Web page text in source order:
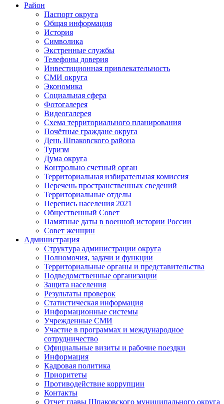
Район
Паспорт округа
Общая информация
История
Символика
Экстренные службы
Телефоны доверия
Инвестиционная привлекательность
СМИ округа
Экономика
Социальная сфера
Фотогалерея
Видеогалерея
Схема территориального планирования
Почётные граждане округа
День Шпаковского района
Туризм
Дума округа
Контрольно счетный орган
Территориальная избирательная комиссия
Перечень пространственных сведений
Территориальные отделы
Перепись населения 2021
Общественный Совет
Памятные даты в военной истории России
Совет женщин
Администрация
Структура администрации округа
Полномочия, задачи и функции
Территориальные органы и представительства
Подведомственные организации
Защита населения
Результаты проверок
Статистическая информация
Информационные системы
Учрежденные СМИ
Участие в программах и международное
сотрудничество
Официальные визиты и рабочие поездки
Информация
Кадровая политика
Приоритеты
Противодействие коррупции
Контакты
Отчет главы Шпаковского муниципального округа